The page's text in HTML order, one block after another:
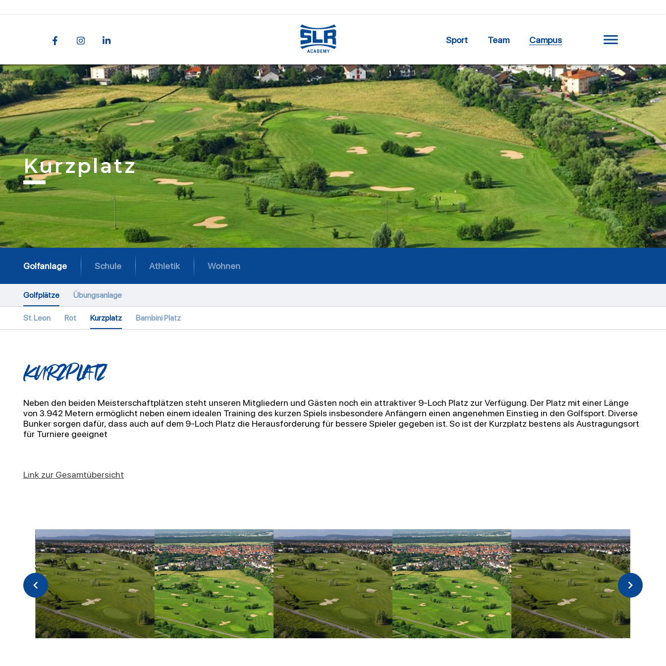
Sport Team Campus
Kurzplatz
Golfanlage Schule Athletik Wohnen
Golfplätze Übungsanlage​
St. Leon Rot Kurzplatz Bambini Platz
KURZPLATZ
Neben den beiden Meisterschaftplätzen steht unseren Mitgliedern und Gästen noch ein attraktiver 9-Loch Platz zur Verfügung. Der Platz mit einer Länge
von 3.942 Metern ermöglicht neben einem idealen Training des kurzen Spiels insbesondere Anfängern einen angenehmen Einstieg in den Golfsport. Diverse
Bunker sorgen dafür, dass auch auf dem 9-Loch Platz die Herausforderung für bessere Spieler gegeben ist. So ist der Kurzplatz bestens als Austragungsort
für Turniere geeignet
Link zur Gesamtübersicht